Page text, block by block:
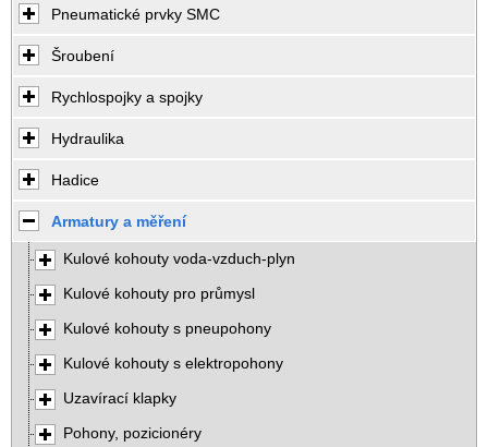
Pneumatické prvky SMC
Šroubení
Rychlospojky a spojky
Hydraulika
Hadice
Armatury a měření
Kulové kohouty voda-vzduch-plyn
Kulové kohouty pro průmysl
Kulové kohouty s pneupohony
Kulové kohouty s elektropohony
Uzavírací klapky
Pohony, pozicionéry